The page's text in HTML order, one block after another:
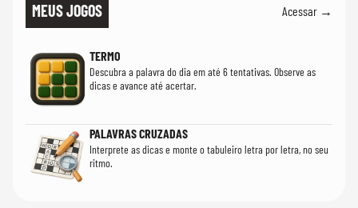
MEUS JOGOS Acessar →
TERMO
Descubra a palavra do dia em até 6 tentativas. Observe as
dicas e avance até acertar.
PALAVRAS CRUZADAS
Interprete as dicas e monte o tabuleiro letra por letra, no seu
ritmo.